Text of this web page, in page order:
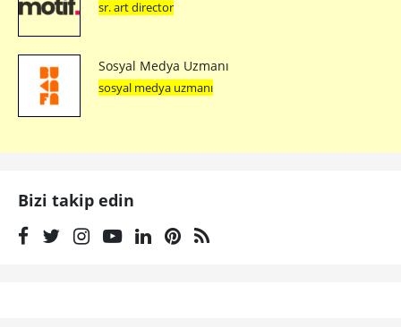
sr. art director
Sosyal Medya Uzmanı
sosyal medya uzmanı
Bizi takip edin